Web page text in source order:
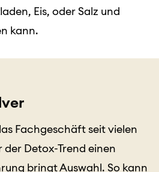
Eis, oder Salz und
kann.
Fachgeschäft seit vielen
Detox-Trend einen
bringt Auswahl. So kann